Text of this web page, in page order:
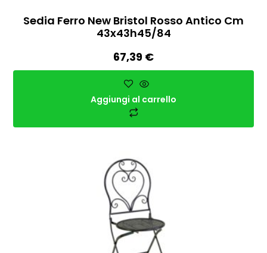
Sedia Ferro New Bristol Rosso Antico Cm
43x43h45/84
67,39 €
Aggiungi al carrello